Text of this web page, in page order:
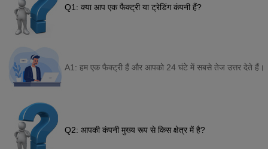
Q1: क्या आप एक फैक्ट्री या ट्रेडिंग कंपनी हैं?
A1: हम एक फैक्ट्री हैं और आपको 24 घंटे में सबसे तेज उत्तर देते हैं।
Q2: आपकी कंपनी मुख्य रूप से किस क्षेत्र में है?